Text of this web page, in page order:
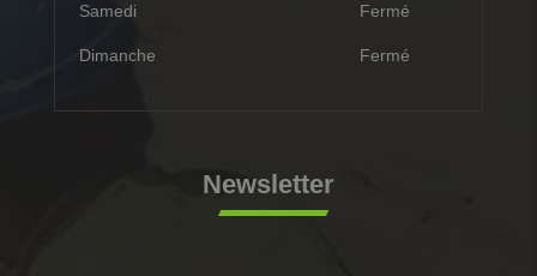
Samedi Fermé
Dimanche Fermé
Newsletter